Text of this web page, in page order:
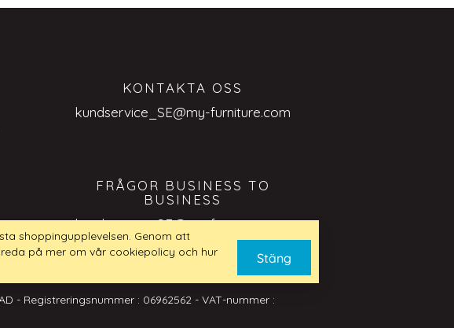
KONTAKTA OSS
kundservice_SE@my-furniture.com
FRÅGOR BUSINESS TO
BUSINESS
kundservice_SE@my-furniture.com
- Registreringsnummer : 06962562 - VAT-nummer :
shoppingupplevelsen. Genom att
på mer om vår cookiepolicy och hur
Stäng